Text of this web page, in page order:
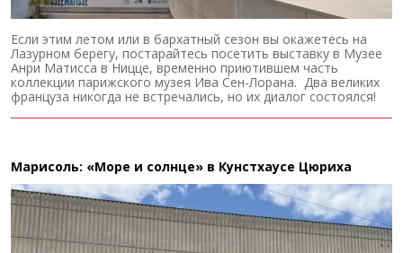
Если этим летом или в бархатный сезон вы окажетесь на
Лазурном берегу, постарайтесь посетить выставку в Музее
Анри Матисса в Ницце, временно приютившем часть
коллекции парижского музея Ива Сен-Лорана. Два великих
француза никогда не встречались, но их диалог состоялся!
Марисоль: «Море и солнце» в Кунстхаусе Цюриха